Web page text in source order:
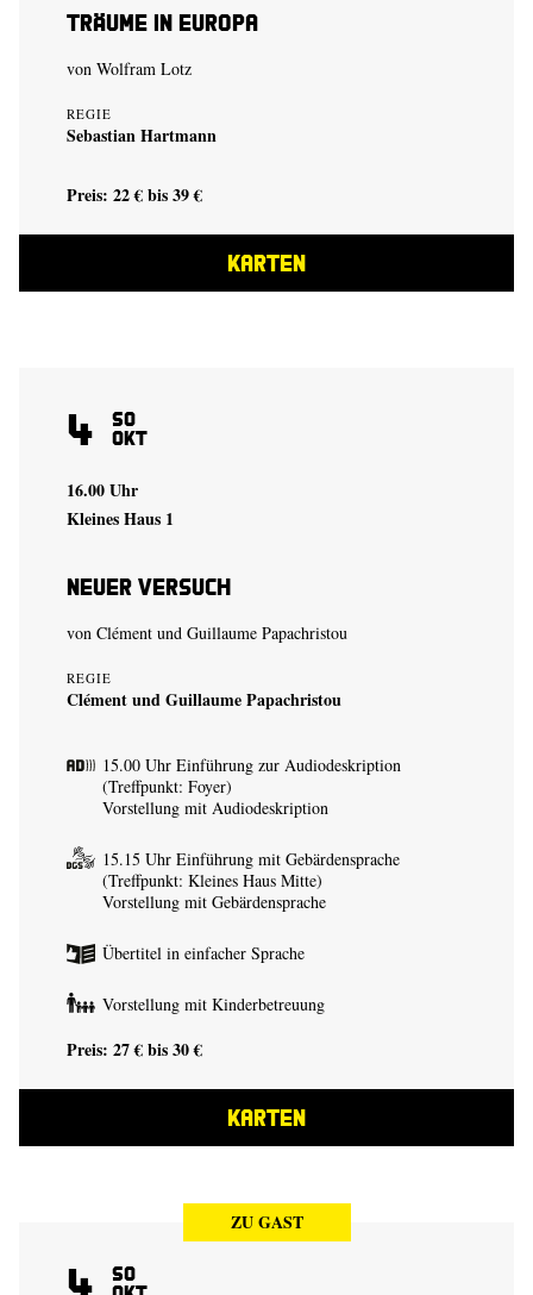
Träume in Europa
von Wolfram Lotz
REGIE
Sebastian Hartmann
Preis: 22 € bis 39 €
KARTEN
4 So
Okt
16.00 Uhr
Kleines Haus 1
Neuer Versuch
von Clément und Guillaume Papachristou
REGIE
Clément und Guillaume Papachristou
15.00 Uhr Einführung zur Audiodeskription
(Treffpunkt: Foyer)
Vorstellung mit Audiodeskription
15.15 Uhr Einführung mit Gebärdensprache
(Treffpunkt: Kleines Haus Mitte)
Vorstellung mit Gebärdensprache
Übertitel in einfacher Sprache
Vorstellung mit Kinderbetreuung
Preis: 27 € bis 30 €
KARTEN
ZU GAST
4 So